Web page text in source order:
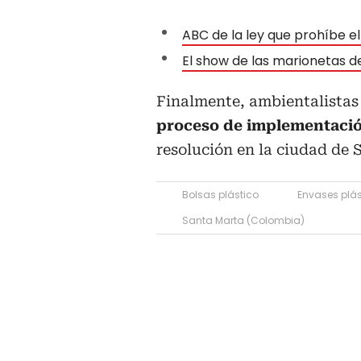
ABC de la ley que prohíbe
El show de las marionetas
Finalmente,
proceso de
resolución en la ciudad de
Bolsas plástico
Envases
Santa Marta (Colombia)